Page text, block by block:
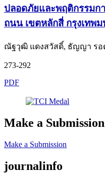
ปลอดภัยและพฤติกรรม
ถนน เขตหลักสี่ กรุงเทพ
ณัฐวุฒิ แดงสวัสดิ์, ธัญญา รอ
273-292
PDF
Make a Submission
Make a Submission
journalinfo